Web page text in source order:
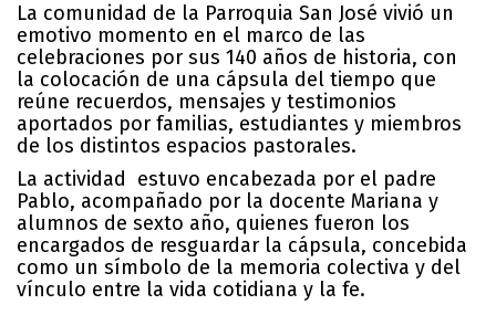
La comunidad de la Parroquia San José vivió un
emotivo momento en el marco de las
celebraciones por sus 140 años de historia, con
la colocación de una cápsula del tiempo que
reúne recuerdos, mensajes y testimonios
aportados por familias, estudiantes y miembros
de los distintos espacios pastorales.
La actividad estuvo encabezada por el padre
Pablo, acompañado por la docente Mariana y
alumnos de sexto año, quienes fueron los
encargados de resguardar la cápsula, concebida
como un símbolo de la memoria colectiva y del
vínculo entre la vida cotidiana y la fe.